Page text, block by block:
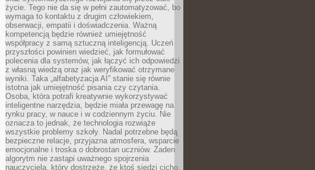
życie. Tego nie da się w pełni zautomatyzować, bo
wymaga to kontaktu z drugim człowiekiem,
obserwacji, empatii i doświadczenia. Ważną
kompetencją będzie również umiejętność
współpracy z samą sztuczną inteligencją. Uczeń
przyszłości powinien wiedzieć, jak formułować
polecenia dla systemów, jak łączyć ich odpowiedzi
z własną wiedzą oraz jak weryfikować otrzymane
wyniki. Taka „alfabetyzacja AI” stanie się równie
istotna jak umiejętność pisania czy czytania.
Osoba, która potrafi kreatywnie wykorzystywać
inteligentne narzędzia, będzie miała przewagę na
rynku pracy, w nauce i w codziennym życiu. Nie
oznacza to jednak, że technologia rozwiąże
wszystkie problemy szkoły. Nadal potrzebne będą
bezpieczne relacje, przyjazna atmosfera, wsparcie
emocjonalne i troska o dobrostan uczniów. Żaden
algorytm nie zastąpi uważnego spojrzenia
nauczyciela, który dostrzeże, że ktoś siedzi cicho,